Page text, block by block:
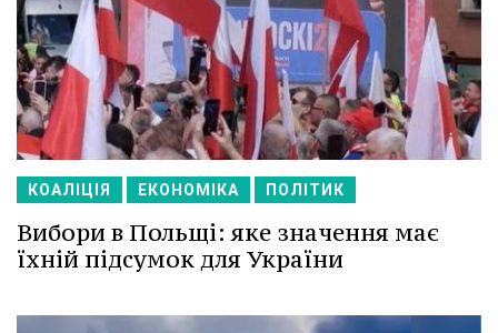
КОАЛІЦІЯ ЕКОНОМІКА ПОЛІТИК
Вибори в Польщі: яке значення має
їхній підсумок для України